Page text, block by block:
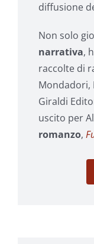
diffusione
Non solo
narrativa,
raccolte di
Mondadori,
Giraldi
uscito per
romanzo,